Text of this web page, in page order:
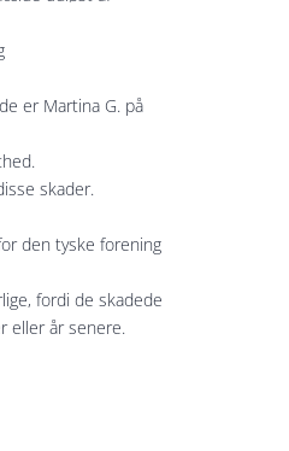
er Martina G. på
skader.
den tyske forening
fordi de skadede
eller år senere.